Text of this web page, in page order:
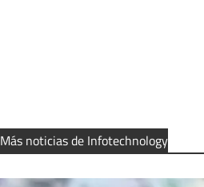
Más noticias de Infotechnology